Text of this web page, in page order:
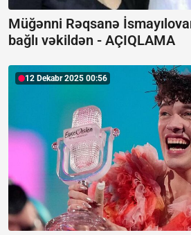
Müğənni Rəqsanə
bağlı vəkildən - AÇIQLAMA
12 Dekabr 2025 00:56